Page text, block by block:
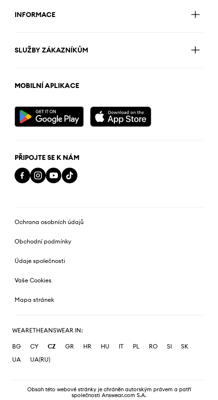
INFORMACE
SLUŽBY ZÁKAZNÍKŮM
MOBILNÍ APLIKACE
PŘIPOJTE SE K NÁM
Ochrana osobních údajů
Obchodní podmínky
Údaje společnosti
Vaše Cookies
Mapa stránek
WEARETHEANSWEAR IN:
BG CY CZ GR HR HU IT PL RO SI
SK
UA
UA(RU)
Obsah této webové stránky je chráněn autorským právem a patří
společnosti Answear.com S.A.